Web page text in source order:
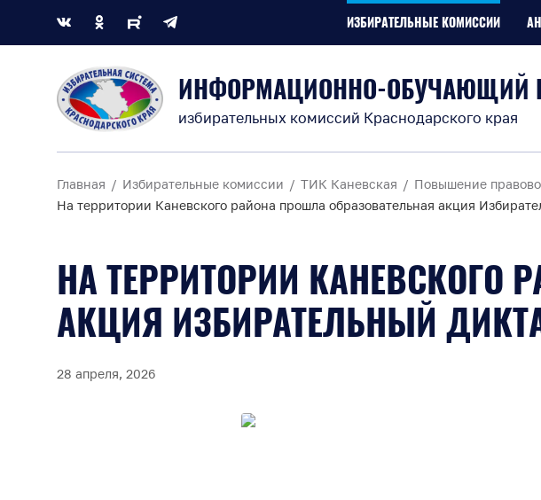
ИЗБИРАТЕЛЬНЫЕ КОМИССИИ
ИНФОРМАЦИОННО-ОБУЧАЮЩИЙ
избирательных комиссий Краснодарского края
Главная Избирательные комиссии ТИК Каневская Повышение
На территории Каневского района прошла образовательная акция
НА ТЕРРИТОРИИ КАНЕВСКОГО
АКЦИЯ ИЗБИРАТЕЛЬНЫЙ
28 апреля, 2026